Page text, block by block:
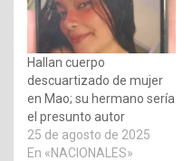
Hallan cuerpo
descuartizado de mujer
en Mao; su hermano sería
el presunto autor
25 de agosto de 2025
En «NACIONALES»